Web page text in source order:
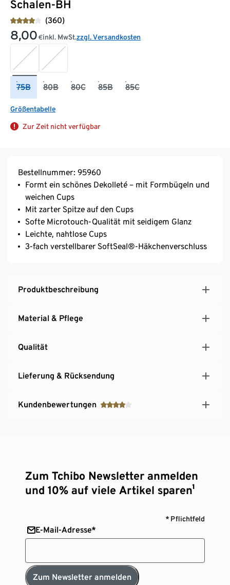
Schalen-BH
(360)
8,00 €inkl. MwSt.zzgl. Versandkosten
75B 80B 80C 85B 85C
Größentabelle
Zur Zeit nicht verfügbar
Bestellnummer: 95960
Formt ein schönes Dekolleté – mit Formbügeln und
weichen Cups
Mit zarter Spitze auf den Cups
Softe Microtouch-Qualität mit seidigem Glanz
Leichte, nahtlose Cups
3-fach verstellbarer SoftSeal®-Häkchenverschluss
Produktbeschreibung
Material & Pflege
Qualität
Lieferung & Rücksendung
Kundenbewertungen
Zum Tchibo Newsletter anmelden
und 10% auf viele Artikel sparen¹
* Pflichtfeld
E-Mail-Adresse*
Zum Newsletter anmelden